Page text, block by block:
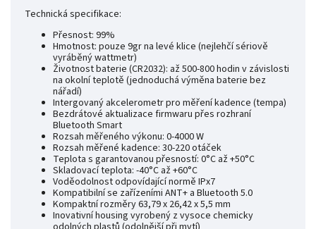
Technická specifikace:
Přesnost: 99%
Hmotnost: pouze 9gr na levé klice (nejlehčí sériově
vyráběný wattmetr)
Životnost baterie (CR2032): až 500-800 hodin v závislosti
na okolní teplotě (jednoduchá výměna baterie bez
nářadí)
Intergovaný akcelerometr pro měření kadence (tempa)
Bezdrátové aktualizace firmwaru přes rozhraní
Bluetooth Smart
Rozsah měřeného výkonu: 0-4000 W
Rozsah měřené kadence: 30-220 otáček
Teplota s garantovanou přesností: 0°C až +50°C
Skladovací teplota: -40°C až +60°C
Voděodolnost odpovídající normě IPx7
Kompatibilní se zařízeními ANT+ a Bluetooth 5.0
Kompaktní rozměry 63,79 x 26,42 x 5,5 mm
Inovativní housing vyrobený z vysoce chemicky